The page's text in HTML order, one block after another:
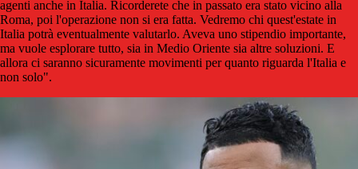
agenti anche in Italia. Ricorderete che in passato era stato vicino alla
Roma, poi l'operazione non si era fatta. Vedremo chi quest'estate in
Italia potrà eventualmente valutarlo. Aveva uno stipendio importante,
ma vuole esplorare tutto, sia in Medio Oriente sia altre soluzioni. E
allora ci saranno sicuramente movimenti per quanto riguarda l'Italia e
non solo".